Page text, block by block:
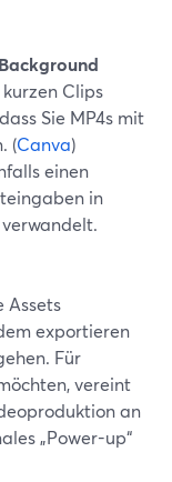
Clips
Sie MP4s mit
(Canva)
einen
in
Assets
exportieren
Für
vereint
an
„Power-up“